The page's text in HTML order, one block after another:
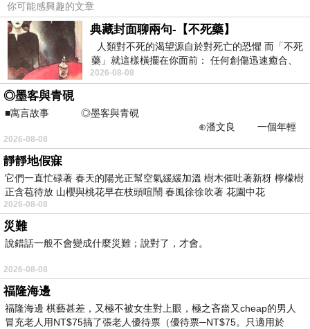
穿起來很舒服~
橫條紋棉質長裙，雖然是在媽咪網站買的，但這件
腰部有鬆緊繩，所以生完(如果身材有恢復)還可以繼
續穿，不算是孕婦裝~
你可能感興趣的文章
典藏封面聊兩句-【不死藥】
人類對不死的渴望源自於對死亡的恐懼 而「不死
藥」就這樣橫擺在你面前： 任何創傷迅速癒合、
停止衰老、痛覺消失…堪
2026-08-08
◎墨客與青硯
■寓言故事 ◎墨客與青硯
⊕潘文良 一個年輕
的墨客，在京城的古玩肆裡
2026-08-08
靜靜地假寐
它們一直忙碌著 春天的陽光正幫空氣緩緩加溫 樹木催吐著新枒 檸檬樹
正含苞待放 山櫻與桃花早在枝頭喧鬧 春風徐徐吹著 花園中花
2026-08-08
災難
說錯話一般不會變成什麼災難；說對了，才會。
2026-08-08
福隆海邊
福隆海邊 棋藝甚差，又極不被女生對上眼，極之吝嗇又cheap的男人
冒充老人用NT$75搞了張老人優待票（優待票─NT$75。只適用於